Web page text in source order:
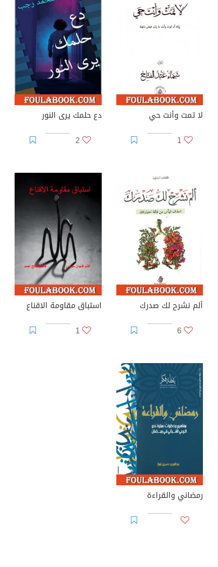
لا تمت وأنت حي
1
دع حلمك يرى النور
2
ألم نشرح لك صدرك
6
استباق مقاومة الاقناع
1
رمضاني والقراءة